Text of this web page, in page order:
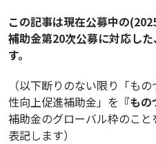
この記事は現在公募中の
補助金第20次公募に対応し
す。
（以下断りのない限り「も
性向上促進補助金」を 『も
補助金のグローバル枠のこと
表記します）